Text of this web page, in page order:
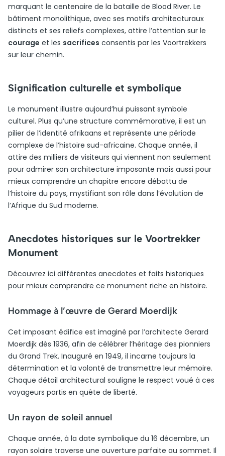
marquant le centenaire de la bataille de Blood River. Le
bâtiment monolithique, avec ses motifs architecturaux
distincts et ses reliefs complexes, attire l’attention sur le
courage et les sacrifices consentis par les Voortrekkers
sur leur chemin.
Signification culturelle et symbolique
Le monument illustre aujourd’hui puissant symbole
culturel. Plus qu’une structure commémorative, il est un
pilier de l’identité afrikaans et représente une période
complexe de l’histoire sud-africaine. Chaque année, il
attire des milliers de visiteurs qui viennent non seulement
pour admirer son architecture imposante mais aussi pour
mieux comprendre un chapitre encore débattu de
l’histoire du pays, mystifiant son rôle dans l’évolution de
l’Afrique du Sud moderne.
Anecdotes historiques sur le Voortrekker
Monument
Découvrez ici différentes anecdotes et faits historiques
pour mieux comprendre ce monument riche en histoire.
Hommage à l’œuvre de Gerard Moerdijk
Cet imposant édifice est imaginé par l’architecte Gerard
Moerdijk dès 1936, afin de célébrer l’héritage des pionniers
du Grand Trek. Inauguré en 1949, il incarne toujours la
détermination et la volonté de transmettre leur mémoire.
Chaque détail architectural souligne le respect voué à ces
voyageurs partis en quête de liberté.
Un rayon de soleil annuel
Chaque année, à la date symbolique du 16 décembre, un
rayon solaire traverse une ouverture parfaite au sommet. Il